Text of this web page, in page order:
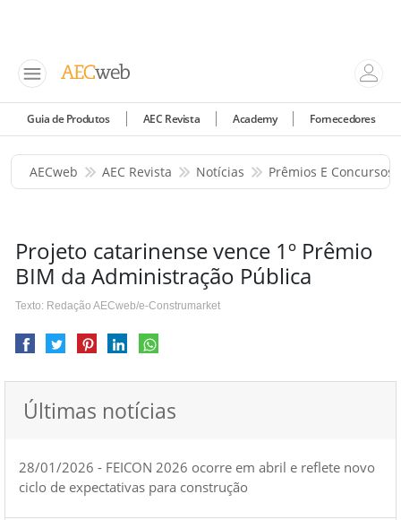
Guia de Produtos AEC Revista Academy Fornecedores
AECweb AEC Revista Notícias Prêmios E Concursos
Projeto catarinense vence 1º Prêmio
BIM da Administração Pública
Texto: Redação AECweb/e-Construmarket
Últimas notícias
28/01/2026 - FEICON 2026 ocorre em abril e reflete novo
ciclo de expectativas para construção